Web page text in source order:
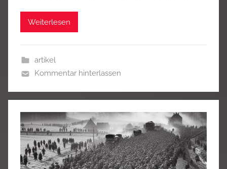
Weiterlesen
artikel
Kommentar hinterlassen